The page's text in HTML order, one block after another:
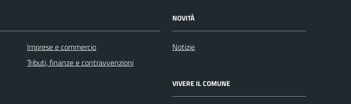
Imprese e commercio
Tributi, finanze e contravvenzioni
NOVITÀ
Notizie
VIVERE IL COMUNE